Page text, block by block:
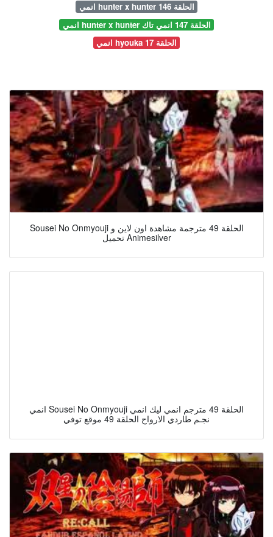
انمي hunter x hunter الحلقة 146
انمي hunter x hunter الحلقة 147 انمي تاك
انمي hyouka الحلقة 17
Sousei No Onmyouji الحلقة 49 مترجمة مشاهدة اون لاين و
تحميل Animesilver
انمي Sousei No Onmyouji الحلقة 49 مترجم انمي ليك انمي
نجـم طاردي الارواح الحلقة 49 موقع توفي